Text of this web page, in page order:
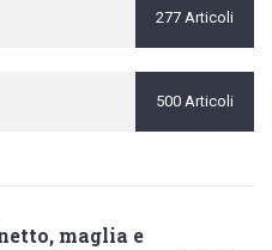
277 Articoli
500 Articoli
maglia e